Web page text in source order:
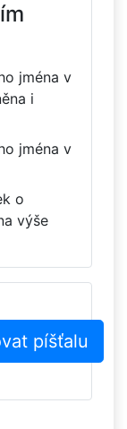
jména v
i
jména v
o
výše